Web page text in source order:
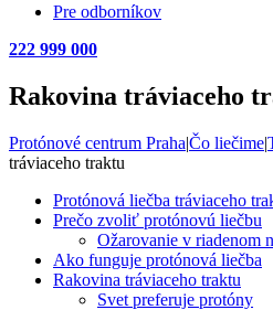
Pre odborníkov
222 999 000
Rakovina tráviaceho
Protónové centrum Praha|Čo liečime|
tráviaceho traktu
Protónová liečba tráviaceho
Prečo zvoliť protónovú liečbu
Ožarovanie v riadenom
Ako funguje protónová liečba
Rakovina tráviaceho traktu
Svet preferuje protóny